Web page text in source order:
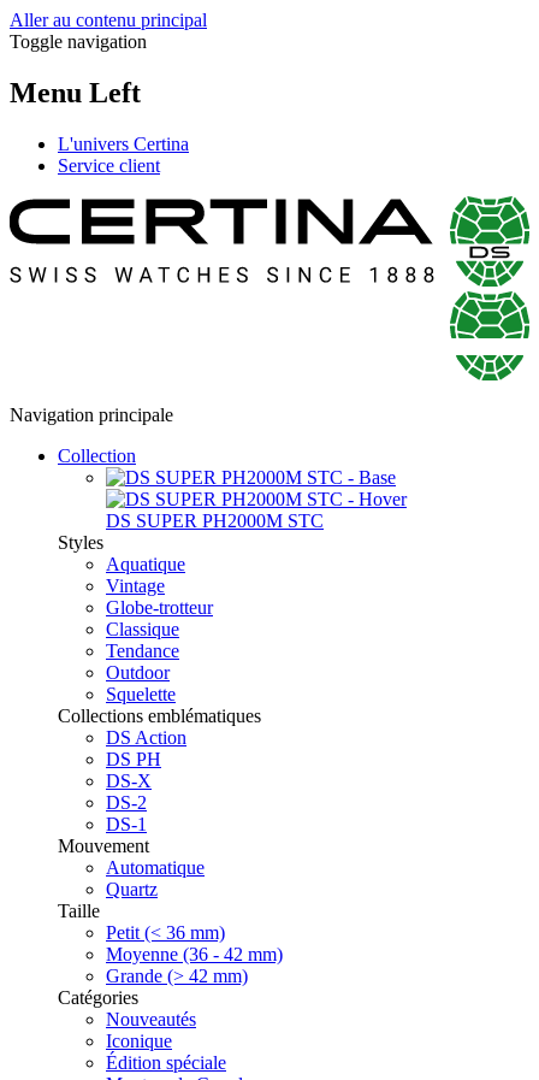
Aller au contenu principal
Toggle navigation
Menu Left
L'univers Certina
Service client
Navigation principale
Collection
DS SUPER PH2000M STC
Styles
Aquatique
Vintage
Globe-trotteur
Classique
Tendance
Outdoor
Squelette
Collections emblématiques
DS Action
DS PH
DS-X
DS-2
DS-1
Mouvement
Automatique
Quartz
Taille
Petit (< 36 mm)
Moyenne (36 - 42 mm)
Grande (> 42 mm)
Catégories
Nouveautés
Iconique
Édition spéciale